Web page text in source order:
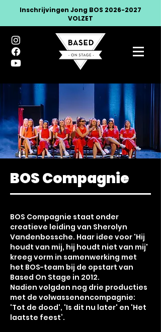
Inschrijvingen Jong BOS 2026-2027
VOLZET
BOS Compagnie
BOS Compagnie staat onder
creatieve leiding van Sherolyn
Vandenbossche. Haar idee voor 'Hij
houdt van mij, hij houdt niet van mij'
kreeg vorm in samenwerking met
het BOS-team bij de opstart van
Based On Stage in 2012.
Nadien volgden nog drie producties
met de volwassenencompagnie:
'Tot de dood', 'Is dit nu later' en 'Het
laatste feest’.